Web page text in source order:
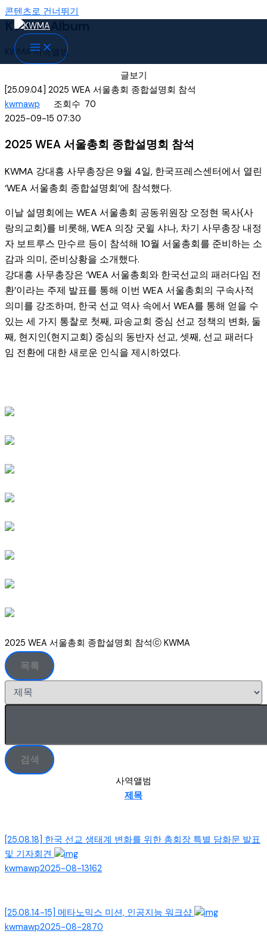
콘텐츠로 건너뛰기
KWMA Album
KWMA 사역앨범
글보기
[25.09.04] 2025 WEA 서울총회 종합설명회 참석
kwmawp
조회수 70
2025-09-15 07:30
2025 WEA 서울총회 종합설명회 참석
KWMA 강대흥 사무총장은 9월 4일, 한국프레스센터에서 열린
‘WEA 서울총회 종합설명회’에 참석했다.
이날 설명회에는 WEA 서울총회 공동위원장 오정현 목사(사
랑의교회)를 비롯해, WEA 의장 굿윌 샤나, 차기 사무총장 내정
자 보트루스 만수르 등이 참석해 10월 서울총회를 준비하는 소
감과 의미, 준비상황을 소개했다.
강대흥 사무총장은 ‘WEA 서울총회와 한국선교의 패러다임 전
환’이라는 주제 발표를 통해 이번 WEA 서울총회의 구속사적
의미를 강조하며, 한국 선교 역사 속에서 WEA를 통해 얻을 수
있는 세 가지 통찰로 첫째, 파송교회 중심 선교 정책의 변화, 둘
째, 현지인(현지교회) 중심의 동반자 선교, 셋째, 선교 패러다
임 전환에 대한 새로운 인식을 제시하였다.
2025 WEA 서울총회 종합설명회 참석ⓒ KWMA
목록
검색
사역앨범
제목
[25.08.18] 한국 선교 생태계 변화를 위한 총회장 특별 담화문 발표
및 기자회견
kwmawp2025-08-13162
[25.08.14-15] 메타노믹스 미션, 인공지능 워크샵
kwmawp2025-08-2870